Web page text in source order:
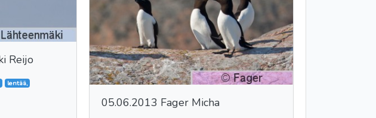
Reijo
lentää,
05.06.2013 Fager Micha